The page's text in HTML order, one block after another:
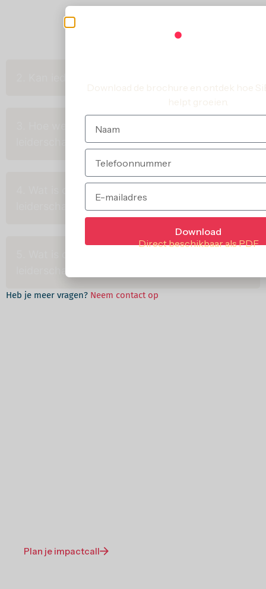
je bereidheid om jezelf uit te dagen en nieuwe inzichten toe te
3. Hoe weet ik of ik vastzit in mijn
leiderschap ontwikkelen?
Heb je meer vragen? Neem contact op
Plan je impactcall
Download de brochure en ontdek hoe
helpt groeien.
Download
Direct beschikbaar als PDF